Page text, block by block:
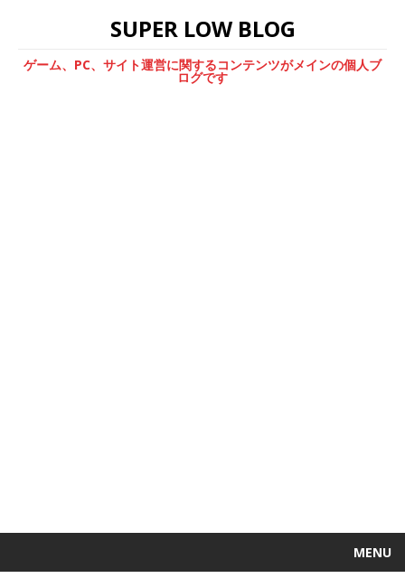
SUPER LOW BLOG
ゲーム、PC、サイト運営に関するコンテンツがメインの個人ブ
ログです
MENU